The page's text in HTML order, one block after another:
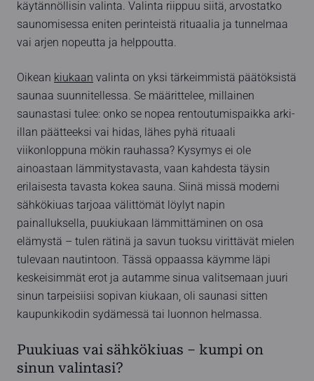
käytännöllisin valinta. Valinta riippuu siitä, arvostatko
saunomisessa eniten perinteistä rituaalia ja tunnelmaa
vai arjen nopeutta ja helppoutta.
Oikean kiukaan valinta on yksi tärkeimmistä päätöksistä
saunaa suunnitellessa. Se määrittelee, millainen
saunastasi tulee: onko se nopea rentoutumispaikka arki-
illan päätteeksi vai hidas, lähes pyhä rituaali
viikonloppuna mökin rauhassa? Kysymys ei ole
ainoastaan lämmitystavasta, vaan kahdesta täysin
erilaisesta tavasta kokea sauna. Siinä missä moderni
sähkökiuas tarjoaa välittömät löylyt napin
painalluksella, puukiukaan lämmittäminen on osa
elämystä – tulen rätinä ja savun tuoksu virittävät mielen
tulevaan nautintoon. Tässä oppaassa käymme läpi
keskeisimmät erot ja autamme sinua valitsemaan juuri
sinun tarpeisiisi sopivan kiukaan, oli saunasi sitten
kaupunkikodin sydämessä tai luonnon helmassa.
Puukiuas vai sähkökiuas – kumpi on
sinun valintasi?